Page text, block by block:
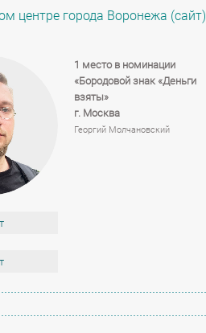
центре города Воронежа (сайт)
1 место в номинации
«Бородовой знак «Деньги
взяты»
г. Москва
Георгий Молчановский